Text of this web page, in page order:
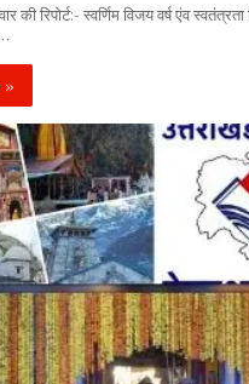
रिपोर्ट:- स्वर्णिम विजय वर्ष एंव
»